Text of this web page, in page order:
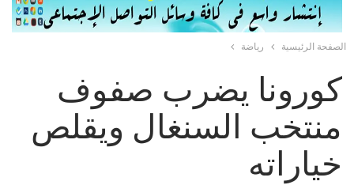
الصفحة الرئيسية رياضة
كورونا يضرب صفوف
منتخب السنغال ويقلص
خياراته